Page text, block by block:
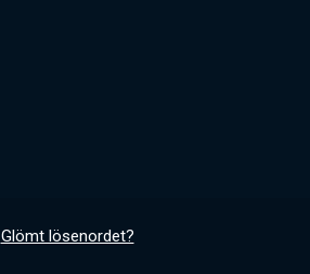
Glömt lösenordet?